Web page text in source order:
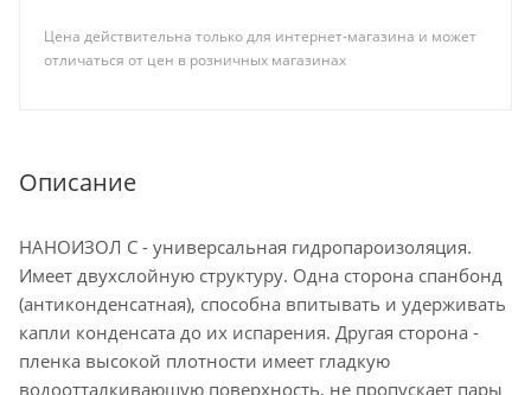
Цена действительна только для интернет-магазина и может
отличаться от цен в розничных магазинах
Описание
НАНОИЗОЛ С - универсальная гидропароизоляция.
Имеет двухслойную структуру. Одна сторона спанбонд
(антиконденсатная), способна впитывать и удерживать
капли конденсата до их испарения. Другая сторона -
пленка высокой плотности имеет гладкую
водоотталкивающую поверхность, не пропускает пары